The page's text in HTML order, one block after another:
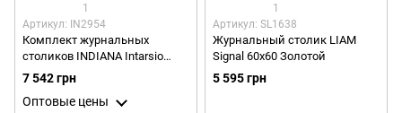
1
Артикул: IN2954
Комплект журнальных
столиков INDIANA Intarsio
80x80 Белый Глянец Эффект
Мрамора / Черный
7 542 грн
Оптовые цены
1
Артикул: SL1638
Журнальный столик LIAM
Signal 60х60 Золотой
5 595 грн